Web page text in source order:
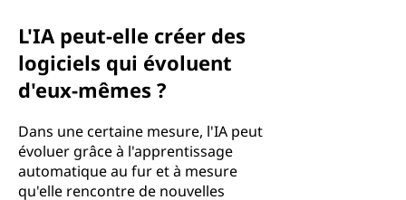
L'IA peut-elle créer des
logiciels qui évoluent
d'eux-mêmes ?
Dans une certaine mesure, l'IA peut
évoluer grâce à l'apprentissage
automatique au fur et à mesure
qu'elle rencontre de nouvelles